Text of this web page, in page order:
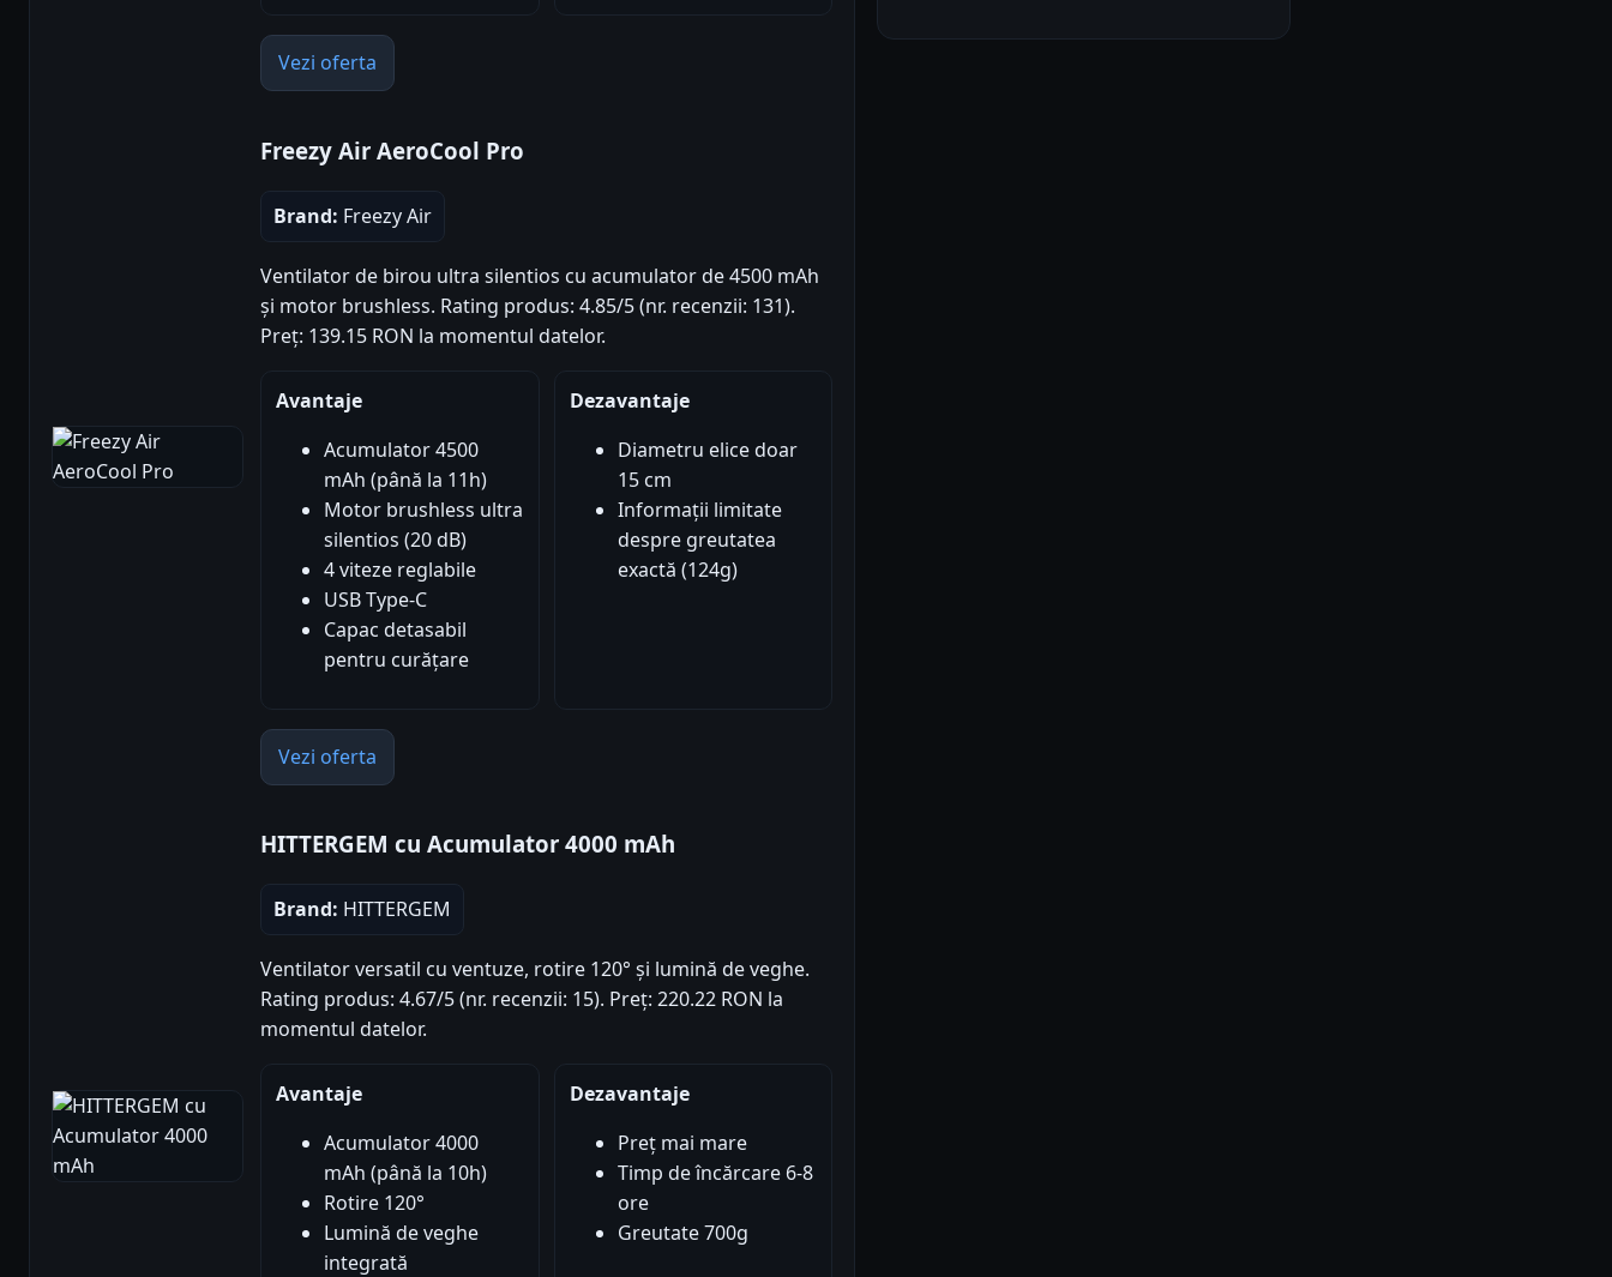
Vezi oferta
Freezy Air AeroCool Pro
Brand: Freezy Air
Ventilator de birou ultra silentios cu acumulator de 4500 mAh
și motor brushless. Rating produs: 4.85/5 (nr. recenzii: 131).
Preț: 139.15 RON la momentul datelor.
Avantaje
Acumulator 4500
mAh (până la 11h)
Motor brushless ultra
silentios (20 dB)
4 viteze reglabile
USB Type-C
Capac detasabil
pentru curățare
Dezavantaje
Diametru elice doar
15 cm
Informații limitate
despre greutatea
exactă (124g)
Vezi oferta
HITTERGEM cu Acumulator 4000 mAh
Brand: HITTERGEM
Ventilator versatil cu ventuze, rotire 120° și lumină de veghe.
Rating produs: 4.67/5 (nr. recenzii: 15). Preț: 220.22 RON la
momentul datelor.
Avantaje
Acumulator 4000
mAh (până la 10h)
Rotire 120°
Lumină de veghe
integrată
Dezavantaje
Preț mai mare
Timp de încărcare 6-8
ore
Greutate 700g